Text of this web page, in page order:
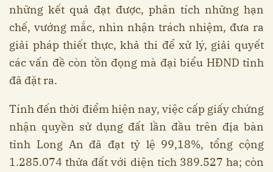
những kết quả đạt được, phân tích những hạn
chế, vướng mắc, nhìn nhận trách nhiệm, đưa ra
giải pháp thiết thực, khả thi để xử lý, giải quyết
các vấn đề còn tồn đọng mà đại biểu HĐND tỉnh
đã đặt ra.
Tính đến thời điểm hiện nay, việc cấp giấy chứng
nhận quyền sử dụng đất lần đầu trên địa bàn
tỉnh Long An đã đạt tỷ lệ 99,18%, tổng cộng
1.285.074 thửa đất với diện tích 389.527 ha; còn